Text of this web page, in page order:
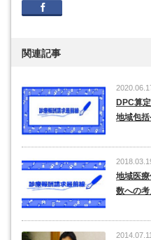
関連記事
DPC算
地域包
地域医
数への
2014.07.11